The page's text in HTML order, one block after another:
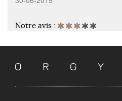
Notre avis :